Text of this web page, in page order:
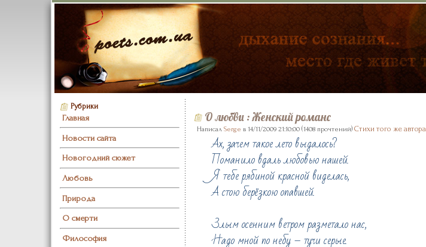
Рубрики
Главная
Новости сайта
Новогодний сюжет
Любовь
Природа
О смерти
Философия
О любви: Женский романс
Написал Serge в 14/11/2009 21:10:00(1408 прочтений) Стихи того же автора
Ах, зачем такое лето выдалось?
Поманило вдаль любовью нашей.
Я тебе рябиной красной виделась,
А стою берёзкою опавшей.
Злым осенним ветром разметало нас,
Надо мной по небу – тучи серые.